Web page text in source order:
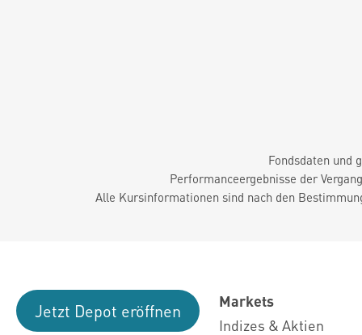
Fondsdaten und
Performanceergebnisse der
Alle Kursinformationen sind nach den
Jetzt Depot eröffnen
Markets
Indizes & Aktien